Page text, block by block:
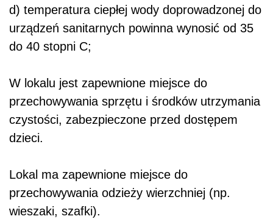
d) temperatura ciepłej wody doprowadzonej do
urządzeń sanitarnych powinna wynosić od 35
do 40 stopni C;
W lokalu jest zapewnione miejsce do
przechowywania sprzętu i środków utrzymania
czystości, zabezpieczone przed dostępem
dzieci.
Lokal ma zapewnione miejsce do
przechowywania odzieży wierzchniej (np.
wieszaki, szafki).